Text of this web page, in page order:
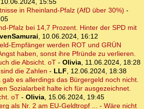
10.06.2024, 15:55
in Rheinland-Pfalz (AfD über 30%) -
Pfalz bei 14,7 Prozent. Hinter der SPD mit
, 10.06.2024, 16:12
Empfänger werden ROT und GRÜN
haben, sonst ihre Pfründe zu verlieren.
die Absicht. oT - Olivia, 11.06.2024, 18:28
die Zahlen - LLF, 12.06.2024, 18:38
gab es allerdings das Bürgergeld noch nicht.
Sozialarbeit halte ich für ausgezeichnet.
oT - Olivia, 15.06.2024, 19:45
als Nr. 2 am EU-Geldtropf ... - Wäre nicht